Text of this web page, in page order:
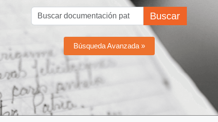
Buscar
Búsqueda Avanzada »